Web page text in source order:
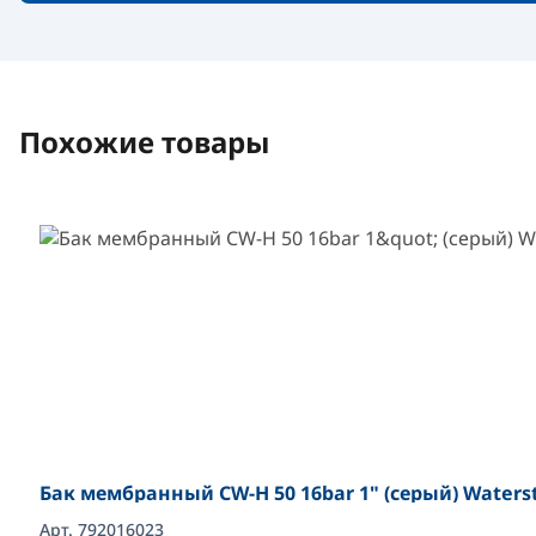
Похожие товары
Бак мембранный CW-Н 50 16bar 1" (серый)
Арт. 792016023